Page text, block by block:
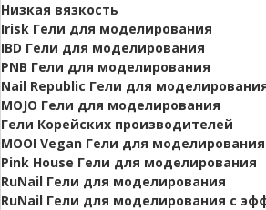
Низкая вязкость
Irisk Гели для моделирования
IBD Гели для моделирования
PNB Гели для моделирования
Nail Republic Гели для
MOJO Гели для моделирования
Гели Корейских производителей
MOOI Vegan Гели для моделирования
Pink House Гели для моделирования
RuNail Гели для моделирования
RuNail Гели для моделирования с